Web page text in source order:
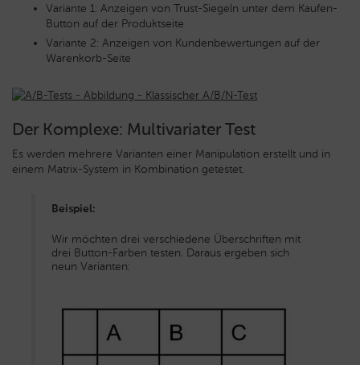
Variante 1: Anzeigen von Trust-Siegeln unter dem Kaufen-
Button auf der Produktseite
Variante 2: Anzeigen von Kundenbewertungen auf der
Warenkorb-Seite
Der Komplexe: Multivariater Test
Es werden mehrere Varianten einer Manipulation erstellt und in
einem Matrix-System in Kombination getestet.
Beispiel:
Wir möchten drei verschiedene Überschriften mit
drei Button-Farben testen. Daraus ergeben sich
neun Varianten: